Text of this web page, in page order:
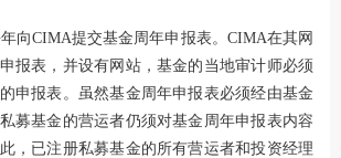
向CIMA提交基金周年申报表。CIMA在其网
报表，并设有网站，基金的当地审计师必须
申报表。虽然基金周年申报表必须经由基金
募基金的营运者仍须对基金周年申报表内容
，已注册私募基金的所有营运者和投资经理